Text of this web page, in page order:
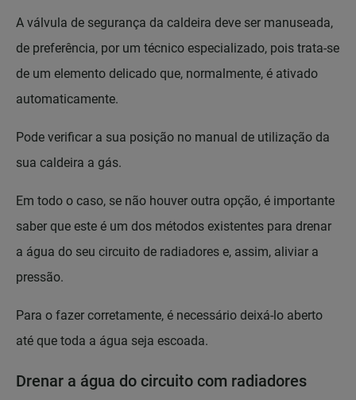
A válvula de segurança da caldeira deve ser manuseada,
de preferência, por um técnico especializado, pois trata-se
de um elemento delicado que, normalmente, é ativado
automaticamente.
Pode verificar a sua posição no manual de utilização da
sua caldeira a gás.
Em todo o caso, se não houver outra opção, é importante
saber que este é um dos métodos existentes para drenar
a água do seu circuito de radiadores e, assim, aliviar a
pressão.
Para o fazer corretamente, é necessário deixá-lo aberto
até que toda a água seja escoada.
Drenar a água do circuito com radiadores